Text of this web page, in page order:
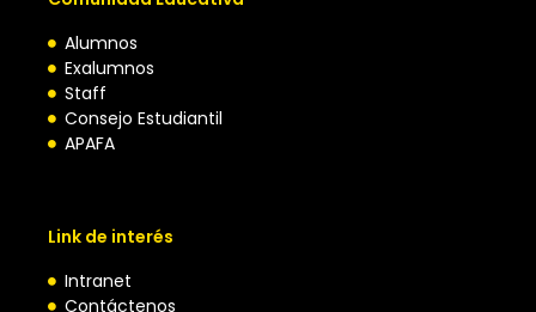
Alumnos
Exalumnos
Staff
Consejo Estudiantil
APAFA
Link de interés
Intranet
Contáctenos